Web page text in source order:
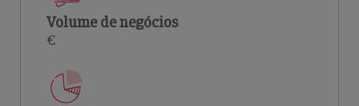
Volume de negócios
€